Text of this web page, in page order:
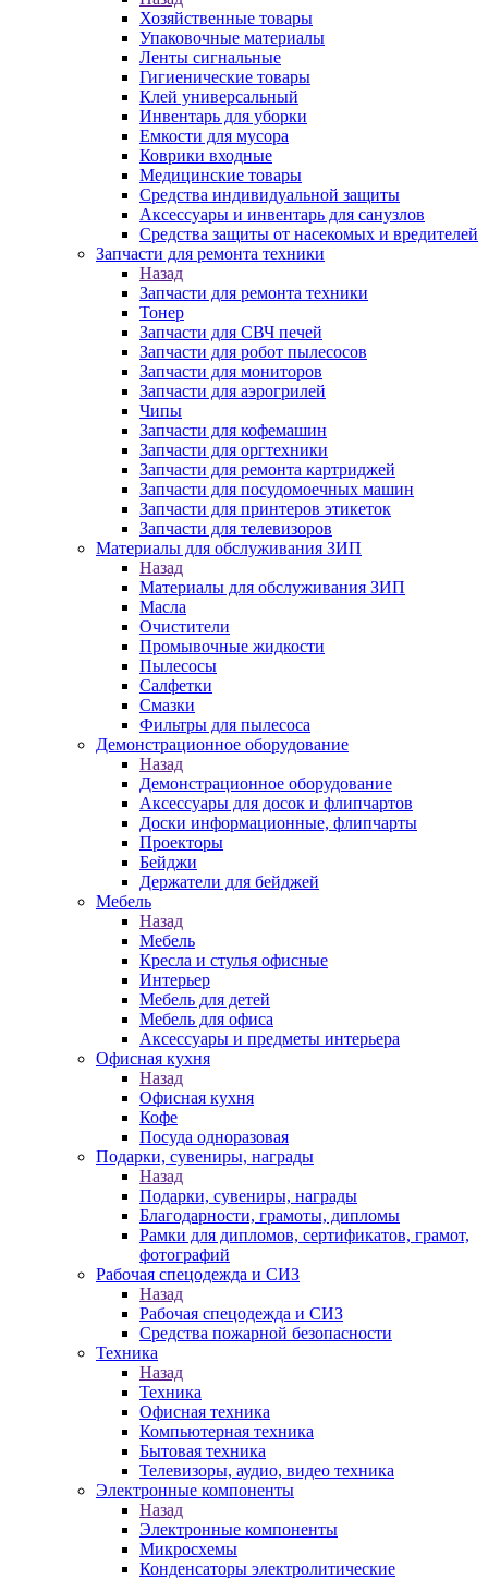
Хозяйственные товары
Упаковочные материалы
Ленты сигнальные
Гигиенические товары
Клей универсальный
Инвентарь для уборки
Емкости для мусора
Коврики входные
Медицинские товары
Средства индивидуальной защиты
Аксессуары и инвентарь для санузлов
Средства защиты от насекомых и вредителей
Запчасти для ремонта техники
Назад
Запчасти для ремонта техники
Тонер
Запчасти для СВЧ печей
Запчасти для робот пылесосов
Запчасти для мониторов
Запчасти для аэрогрилей
Чипы
Запчасти для кофемашин
Запчасти для оргтехники
Запчасти для ремонта картриджей
Запчасти для посудомоечных машин
Запчасти для принтеров этикеток
Запчасти для телевизоров
Материалы для обслуживания ЗИП
Назад
Материалы для обслуживания ЗИП
Масла
Очистители
Промывочные жидкости
Пылесосы
Салфетки
Смазки
Фильтры для пылесоса
Демонстрационное оборудование
Назад
Демонстрационное оборудование
Аксессуары для досок и флипчартов
Доски информационные, флипчарты
Проекторы
Бейджи
Держатели для бейджей
Мебель
Назад
Мебель
Кресла и стулья офисные
Интерьер
Мебель для детей
Мебель для офиса
Аксессуары и предметы интерьера
Офисная кухня
Назад
Офисная кухня
Кофе
Посуда одноразовая
Подарки, сувениры, награды
Назад
Подарки, сувениры, награды
Благодарности, грамоты, дипломы
Рамки для дипломов, сертификатов, грамот,
фотографий
Рабочая спецодежда и СИЗ
Назад
Рабочая спецодежда и СИЗ
Средства пожарной безопасности
Техника
Назад
Техника
Офисная техника
Компьютерная техника
Бытовая техника
Телевизоры, аудио, видео техника
Электронные компоненты
Назад
Электронные компоненты
Микросхемы
Конденсаторы электролитические